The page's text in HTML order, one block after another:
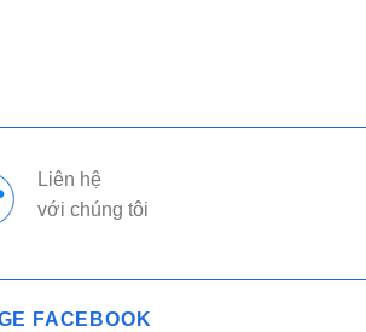
Liên hệ
với chúng tôi
FACEBOOK